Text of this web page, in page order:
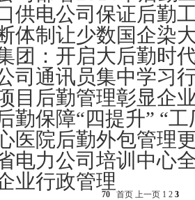
供电公司保证后勤
体制让少数国企染
团：开启大后勤时
司通讯员集中学习
目后勤管理彰显企
勤保障“四提升” “
医院后勤外包管理
电力公司培训中心
业行政管理
70 首页 上一页 1 2 3